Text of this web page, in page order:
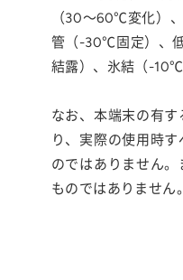
（30～60℃変化）
管（-30℃固定）、
結露）、氷結（-10℃
なお、本端末の有
り、実際の使用時
のではありません
ものではありません。